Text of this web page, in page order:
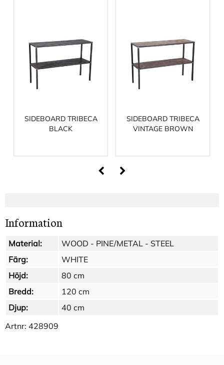
SIDEBOARD TRIBECA
BLACK
SIDEBOARD TRIBECA
VINTAGE BROWN
Information
Material:
WOOD - PINE/METAL - STEEL
Färg:
WHITE
Höjd:
80 cm
Bredd:
120 cm
Djup:
40 cm
Artnr: 428909